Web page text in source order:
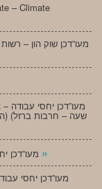
– Climate
מעו”דכן שוק הון –
»